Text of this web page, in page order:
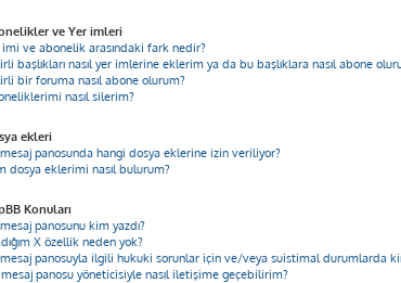
ve Yer imleri
imi ve abonelik arasındaki fark nedir?
başlıkları nasıl yer imlerine eklerim ya da bu başlıklara nasıl abone
bir foruma nasıl abone olurum?
nasıl silerim?
ekleri
panosunda hangi dosya eklerine izin veriliyor?
dosya eklerimi nasıl bulurum?
Konuları
panosunu kim yazdı?
X özellik neden yok?
panosuyla ilgili hukuki sorunlar için ve/veya suistimal durumlarda
panosu yöneticisiyle nasıl iletişime geçebilirim?